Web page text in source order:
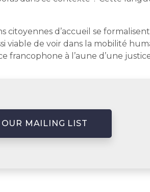
citoyennes d’accueil se
viable de voir dans la mobilité
francophone à l’aune d’une
MAILING LIST